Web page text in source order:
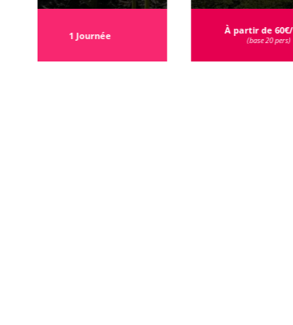
À partir de 60€/pers
(base 20 pers) 1